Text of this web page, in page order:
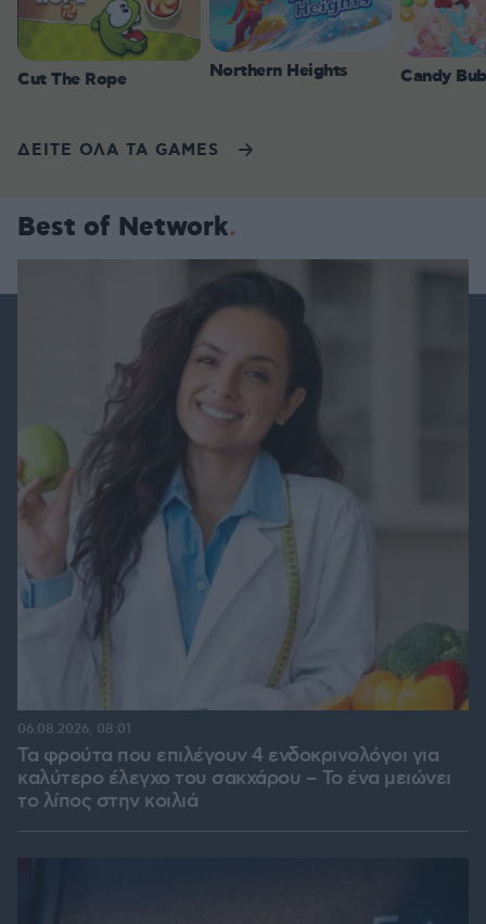
Cut The Rope Northern Heights Candy
ΔΕΙΤΕ ΟΛΑ ΤΑ GAMES
Best of Network
Τα φρούτα που επιλέγουν 4 ενδοκρινολόγοι για
καλύτερο έλεγχο του σακχάρου – Το ένα μειώνει
το λίπος στην κοιλιά
06.08.2026, 08:01